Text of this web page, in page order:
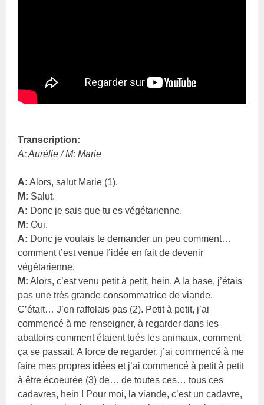
Transcription:
A: Aurélie / M: Marie
A: Alors, salut Marie (1).
M: Salut.
A: Donc je sais que tu es végétarienne.
M: Oui.
A: Donc je voulais te demander un peu comment…
comment t’est venue l’idée en fait de devenir
végétarienne.
M: Alors, c’est venu petit à petit, hein. A la base, j’étais
pas une très grande consommatrice de viande.
C’était… J’en raffolais pas (2). Petit à petit, j’ai
commencé à me renseigner, à regarder dans les
abattoirs comment étaient tués les animaux, comment
ça se passait. A force de regarder, j’ai commencé à me
faire mes propres idées et j’ai commencé à petit à petit
à être écoeurée (3) de… de toutes ces… tous ces
cadavres, hein ! Pour moi, la viande, c’est un cadavre,